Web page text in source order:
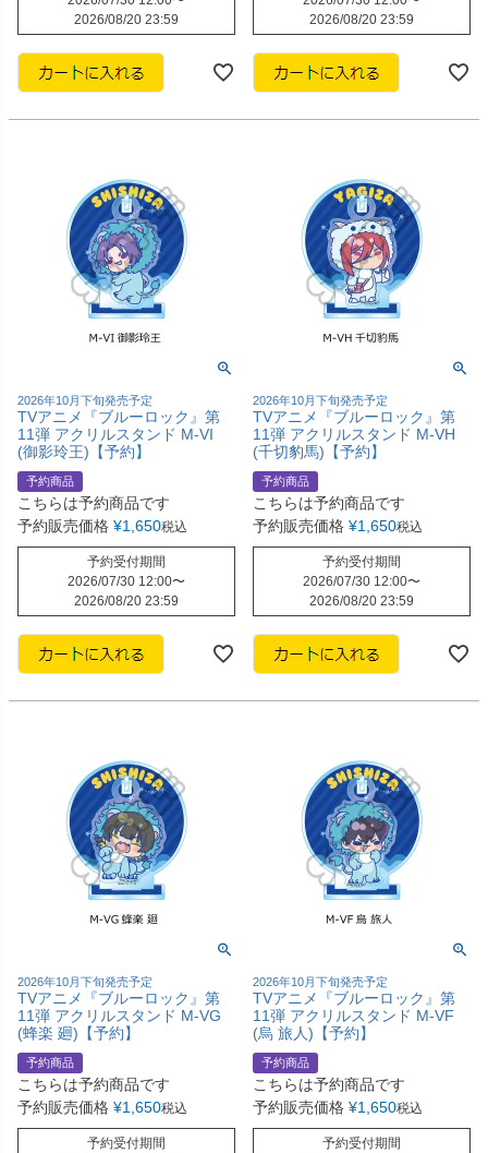
2026/08/20 23:59
2026/08/20 23:59
2026年10月下旬発売予定
TVアニメ『ブルーロック』第
11弾 アクリルスタンド M-VI
(御影玲王)【予約】
予約商品
こちらは予約商品です
予約販売価格 ¥1,650税込
予約受付期間
2026/07/30 12:00〜
2026/08/20 23:59
2026年10月下旬発売予定
TVアニメ『ブルーロック』第
11弾 アクリルスタンド M-VH
(千切豹馬)【予約】
予約商品
こちらは予約商品です
予約販売価格 ¥1,650税込
予約受付期間
2026/07/30 12:00〜
2026/08/20 23:59
2026年10月下旬発売予定
TVアニメ『ブルーロック』第
11弾 アクリルスタンド M-VG
(蜂楽 廻)【予約】
予約商品
こちらは予約商品です
予約販売価格 ¥1,650税込
予約受付期間
2026年10月下旬発売予定
TVアニメ『ブルーロック』第
11弾 アクリルスタンド M-VF
(烏 旅人)【予約】
予約商品
こちらは予約商品です
予約販売価格 ¥1,650税込
予約受付期間